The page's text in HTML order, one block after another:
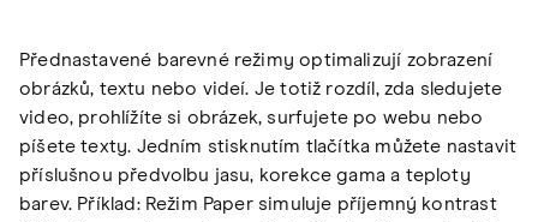
Přednastavené barevné režimy optimalizují zobrazení
obrázků, textu nebo videí. Je totiž rozdíl, zda sledujete
video, prohlížíte si obrázek, surfujete po webu nebo
píšete texty. Jedním stisknutím tlačítka můžete nastavit
příslušnou předvolbu jasu, korekce gama a teploty
barev. Příklad: Režim Paper simuluje příjemný kontrast